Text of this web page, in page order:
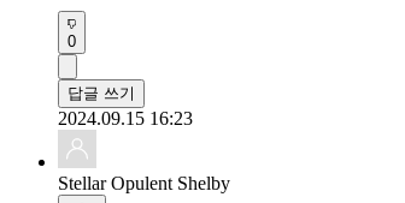
0
답글 쓰기
2024.09.15 16:23
Stellar Opulent Shelby